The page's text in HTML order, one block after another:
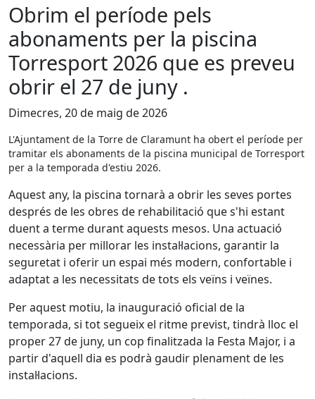
Obrim el període pels
abonaments per la piscina
Torresport 2026 que es preveu
obrir el 27 de juny .
Dimecres, 20 de maig de 2026
L'Ajuntament de la Torre de Claramunt ha obert el període per
tramitar els abonaments de la piscina municipal de Torresport
per a la temporada d'estiu 2026.
Aquest any, la piscina tornarà a obrir les seves portes
després de les obres de rehabilitació que s'hi estant
duent a terme durant aquests mesos. Una actuació
necessària per millorar les instal·lacions, garantir la
seguretat i oferir un espai més modern, confortable i
adaptat a les necessitats de tots els veïns i veïnes.
Per aquest motiu, la inauguració oficial de la
temporada, si tot segueix el ritme previst, tindrà lloc el
proper 27 de juny, un cop finalitzada la Festa Major, i a
partir d'aquell dia es podrà gaudir plenament de les
instal·lacions.